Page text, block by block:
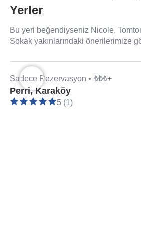
Yerler
Bu yeri beğendiyseniz Nicole,
Sokak yakınlarındaki önerilerimize
Sadece Rezervasyon • ₺₺₺+
Perri, Karaköy
5 (1)